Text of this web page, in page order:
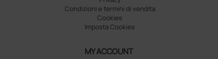
Condizioni e termini di vendita
Cookies
Imposta Cookies
MY ACCOUNT